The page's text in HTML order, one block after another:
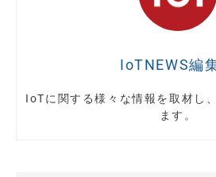
IoTNEWS編
IoTに関する様々な情報を取材し
ます。